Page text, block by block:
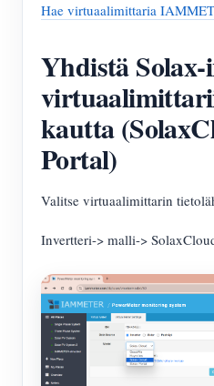
Hae virtuaalimittaria
Yhdistä
kautta
Portal)
Valitse virtuaalimittarin
Invertteri-> malli->